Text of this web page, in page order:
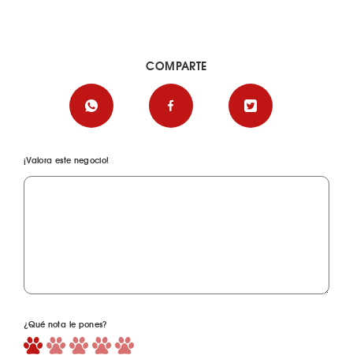
¡Valora este negocio!
¿Qué nota le pones?
COMPARTE